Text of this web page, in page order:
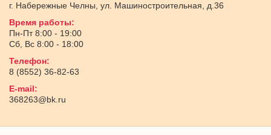
г. Набережные Челны ул. Машиностроительная, д.36
Время работы:
Пн-Пт 8:00 - 19:00
Сб, Вс 8:00 - 18:00
Телефон:
8 (8552) 36-82-63
E-mail:
368263@bk.ru